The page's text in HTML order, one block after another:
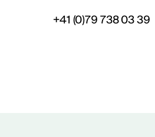
+41 (0)79 738 03 39